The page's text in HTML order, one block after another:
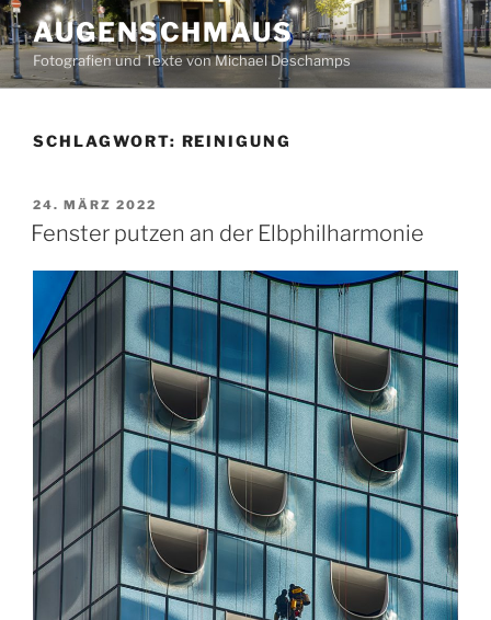
Zum
Inhalt
springen
AUGENSCHMAUS
Fotografien und Texte von Michael Deschamps
SCHLAGWORT: REINIGUNG
VERÖFFENTLICHT
AM
24. MÄRZ 2022
Fenster putzen an der Elbphilharmonie